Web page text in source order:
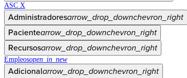
ASC X
Administradoresarrow_drop_downchevron_right
Pacientearrow_drop_downchevron_right
Recursosarrow_drop_downchevron_right
Empleosopen_in_new
Adicionalarrow_drop_downchevron_right